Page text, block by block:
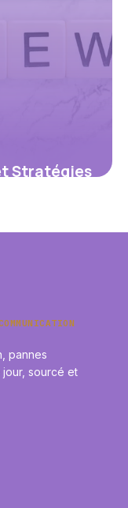
Stratégies
pannes
sourcé et